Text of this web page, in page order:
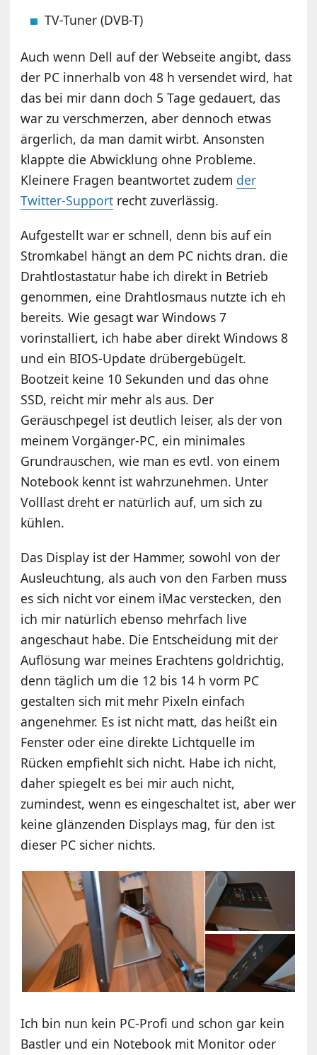
TV-Tuner (DVB-T)
Auch wenn Dell auf der Webseite angibt, dass
der PC innerhalb von 48 h versendet wird, hat
das bei mir dann doch 5 Tage gedauert, das
war zu verschmerzen, aber dennoch etwas
ärgerlich, da man damit wirbt. Ansonsten
klappte die Abwicklung ohne Probleme.
Kleinere Fragen beantwortet zudem der
Twitter-Support recht zuverlässig.
Aufgestellt war er schnell, denn bis auf ein
Stromkabel hängt an dem PC nichts dran. die
Drahtlostastatur habe ich direkt in Betrieb
genommen, eine Drahtlosmaus nutzte ich eh
bereits. Wie gesagt war Windows 7
vorinstalliert, ich habe aber direkt Windows 8
und ein BIOS-Update drübergebügelt.
Bootzeit keine 10 Sekunden und das ohne
SSD, reicht mir mehr als aus. Der
Geräuschpegel ist deutlich leiser, als der von
meinem Vorgänger-PC, ein minimales
Grundrauschen, wie man es evtl. von einem
Notebook kennt ist wahrzunehmen. Unter
Volllast dreht er natürlich auf, um sich zu
kühlen.
Das Display ist der Hammer, sowohl von der
Ausleuchtung, als auch von den Farben muss
es sich nicht vor einem iMac verstecken, den
ich mir natürlich ebenso mehrfach live
angeschaut habe. Die Entscheidung mit der
Auflösung war meines Erachtens goldrichtig,
denn täglich um die 12 bis 14 h vorm PC
gestalten sich mit mehr Pixeln einfach
angenehmer. Es ist nicht matt, das heißt ein
Fenster oder eine direkte Lichtquelle im
Rücken empfiehlt sich nicht. Habe ich nicht,
daher spiegelt es bei mir auch nicht,
zumindest, wenn es eingeschaltet ist, aber wer
keine glänzenden Displays mag, für den ist
dieser PC sicher nichts.
Ich bin nun kein PC-Profi und schon gar kein
Bastler und ein Notebook mit Monitor oder